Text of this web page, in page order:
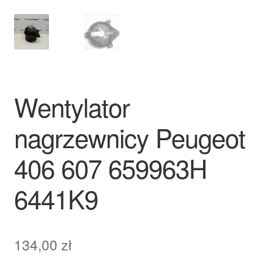
Procedura reklamacyjna
Skarga
Zamówienia
Zasady i warunki
Wentylator
nagrzewnicy Peugeot
406 607 659963H
6441K9
134,00 zł